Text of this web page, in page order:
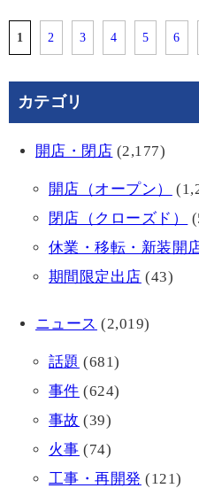
1 2 3 4 5 6
カテゴリ
開店・閉店 (2,177)
開店（オープン）
閉店（クローズド）
休業・移転・新装開
期間限定出店 (43)
ニュース (2,019)
話題 (681)
事件 (624)
事故 (39)
火事 (74)
工事・再開発 (121)